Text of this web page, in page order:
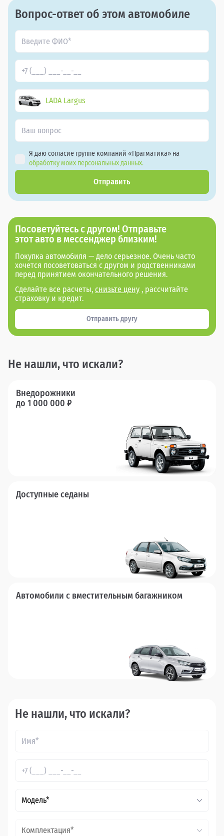
Вопрос-ответ об этом автомобиле
LADA Largus
Я даю согласие группе компаний «Прагматика» на
обработку моих персональных данных.
Отправить
Посоветуйтесь с другом! Отправьте
этот авто в мессенджер близким!
Покупка автомобиля — дело серьезное. Очень часто
хочется посоветоваться с другом и родственниками
перед принятием окончательного решения.
Сделайте все расчеты, снизьте цену , рассчитайте
страховку и кредит.
Отправить другу
Не нашли, что искали?
Внедорожники
до 1 000 000 ₽
Доступные седаны
Автомобили с вместительным багажником
Не нашли, что искали?
Модель*
Комплектация*